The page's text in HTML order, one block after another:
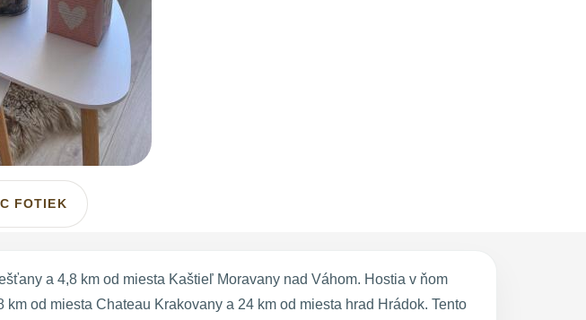
FOTIEK
a 4,8 km od miesta Kaštieľ Moravany nad Váhom. Hostia v ňom
od miesta Chateau Krakovany a 24 km od miesta hrad Hrádok. Tento